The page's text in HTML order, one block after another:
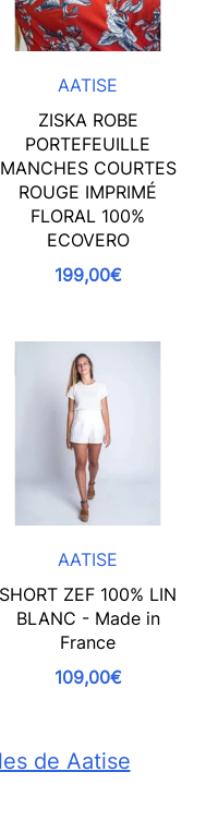
AATISE
ZISKA ROBE
PORTEFEUILLE
MANCHES COURTES
ROUGE IMPRIMÉ
FLORAL 100%
ECOVERO
199,00€
AATISE
SHORT ZEF 100% LIN
BLANC - Made in
France
109,00€
de Aatise